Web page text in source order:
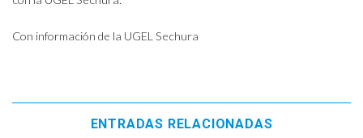
Con información de la UGEL Sechura
ENTRADAS RELACIONADAS